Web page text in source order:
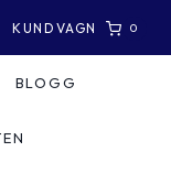
KUNDVAGN 0
BLOGG